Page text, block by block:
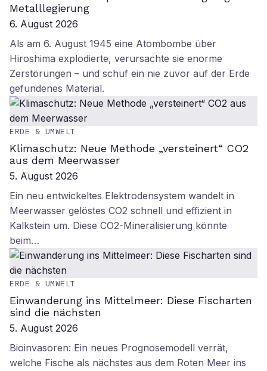
Metalllegierung
6. August 2026
Als am 6. August 1945 eine Atombombe über
Hiroshima explodierte, verursachte sie enorme
Zerstörungen – und schuf ein nie zuvor auf der Erde
gefundenes Material.
ERDE & UMWELT
Klimaschutz: Neue Methode „versteinert“ CO2
aus dem Meerwasser
5. August 2026
Ein neu entwickeltes Elektrodensystem wandelt in
Meerwasser gelöstes CO2 schnell und effizient in
Kalkstein um. Diese CO2-Mineralisierung könnte
beim…
ERDE & UMWELT
Einwanderung ins Mittelmeer: Diese Fischarten
sind die nächsten
5. August 2026
Bioinvasoren: Ein neues Prognosemodell verrät,
welche Fische als nächstes aus dem Roten Meer ins